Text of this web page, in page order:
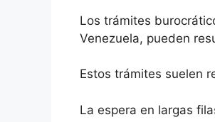
Los trámites
Venezuela, pueden
Estos trámites suelen
La espera en largas